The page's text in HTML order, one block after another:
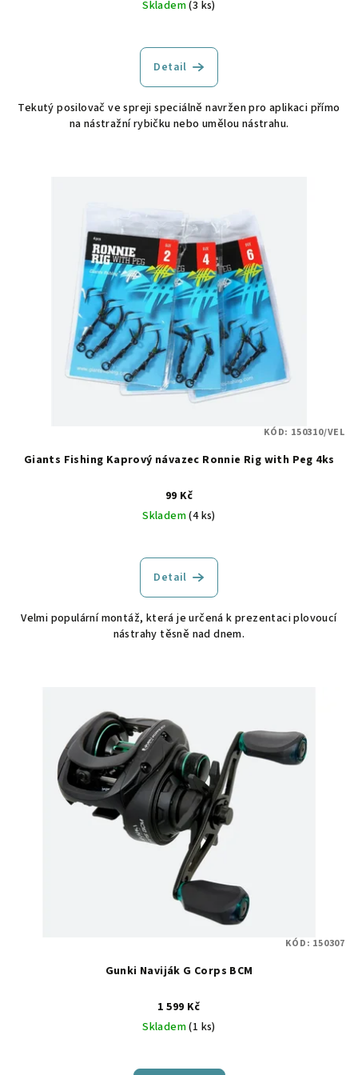
Skladem(3 ks)
Detail
Tekutý posilovač ve spreji speciálně navržen pro aplikaci přímo
na nástražní rybičku nebo umělou nástrahu.
Giants Fishing Kaprový návazec Ronnie Rig with Peg 4ks
99 Kč
Skladem(4 ks)
Detail
Velmi populární montáž, která je určená k prezentaci plovoucí
nástrahy těsně nad dnem.
KÓD: 150310/VEL
Gunki Naviják G Corps BCM
1 599 Kč
Skladem(1 ks)
KÓD: 150307